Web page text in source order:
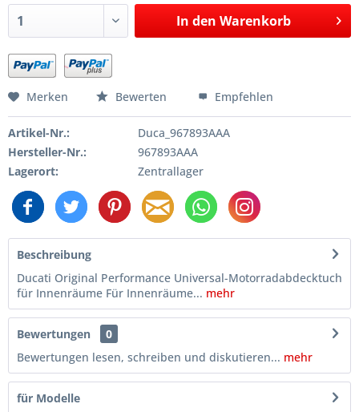
In den Warenkorb
Merken Bewerten Empfehlen
Artikel-Nr.:
Duca_967893AAA
Hersteller-Nr.:
967893AAA
Lagerort:
Zentrallager
Beschreibung
Ducati Original Performance Universal-Motorradabdecktuch
für Innenräume Für Innenräume... mehr
Bewertungen
0
Bewertungen lesen, schreiben und diskutieren... mehr
für Modelle